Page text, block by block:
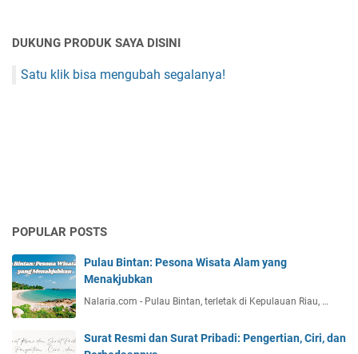
DUKUNG PRODUK SAYA DISINI
Satu klik bisa mengubah segalanya!
POPULAR POSTS
Pulau Bintan: Pesona Wisata Alam yang
Menakjubkan
Nalaria.com - Pulau Bintan, terletak di Kepulauan Riau, …
Surat Resmi dan Surat Pribadi: Pengertian, Ciri, dan